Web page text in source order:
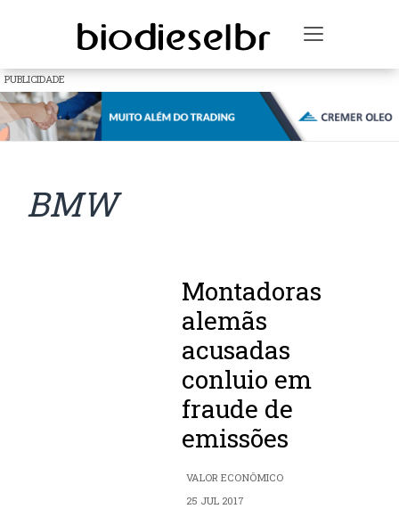
Toggle
PUBLICIDADE
BMW
Montadoras
alemãs
acusadas
conluio em
fraude de
emissões
VALOR ECONÔMICO
25 JUL 2017